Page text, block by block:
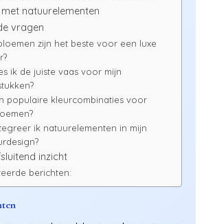
natuurelementen
vragen
zijn het beste voor een luxe
ik de juiste vaas voor mijn
populaire kleurcombinaties voor
ik natuurelementen in mijn
inzicht
berichten: